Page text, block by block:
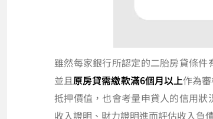
雖然每家銀行所認定的二胎房貸條
並且原房貸需繳款滿6個月以上作為
抵押價值，也會考量申貸人的信用
收入證明、財力證明進而評估收入負